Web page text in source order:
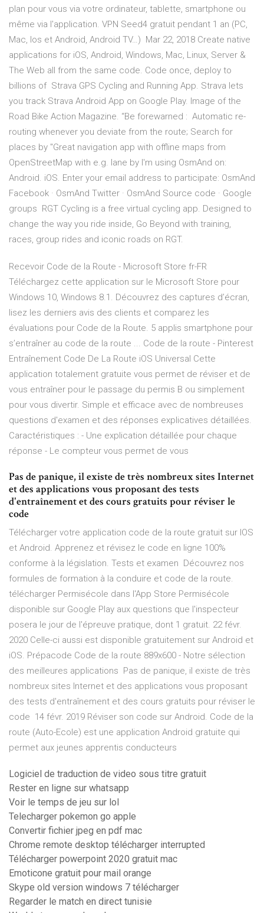
plan pour vous via votre ordinateur, tablette, smartphone ou
même via l'application. VPN Seed4 gratuit pendant 1 an (PC,
Mac, Ios et Android, Android TV…) Mar 22, 2018 Create native
applications for iOS, Android, Windows, Mac, Linux, Server &
The Web all from the same code. Code once, deploy to
billions of Strava GPS Cycling and Running App. Strava lets
you track Strava Android App on Google Play. Image of the
Road Bike Action Magazine. “Be forewarned : Automatic re-
routing whenever you deviate from the route; Search for
places by "Great navigation app with offline maps from
OpenStreetMap with e.g. lane by I'm using OsmAnd on:
Android. iOS. Enter your email address to participate: OsmAnd
Facebook · OsmAnd Twitter · OsmAnd Source code · Google
groups RGT Cycling is a free virtual cycling app. Designed to
change the way you ride inside, Go Beyond with training,
races, group rides and iconic roads on RGT.
Recevoir Code de la Route - Microsoft Store fr-FR
Téléchargez cette application sur le Microsoft Store pour
Windows 10, Windows 8.1. Découvrez des captures d’écran,
lisez les derniers avis des clients et comparez les
évaluations pour Code de la Route. 5 applis smartphone pour
s’entraîner au code de la route ... Code de la route - Pinterest
Entraînement Code De La Route iOS Universal Cette
application totalement gratuite vous permet de réviser et de
vous entraîner pour le passage du permis B ou simplement
pour vous divertir. Simple et efficace avec de nombreuses
questions d'examen et des réponses explicatives détaillées.
Caractéristiques : - Une explication détaillée pour chaque
réponse - Le compteur vous permet de vous
Pas de panique, il existe de très nombreux sites Internet
et des applications vous proposant des tests
d'entraînement et des cours gratuits pour réviser le
code
Télécharger votre application code de la route gratuit sur IOS
et Android. Apprenez et révisez le code en ligne 100%
conforme à la législation. Tests et examen Découvrez nos
formules de formation à la conduire et code de la route.
télécharger Permisécole dans l'App Store Permisécole
disponible sur Google Play aux questions que l'inspecteur
posera le jour de l'épreuve pratique, dont 1 gratuit. 22 févr.
2020 Celle-ci aussi est disponible gratuitement sur Android et
iOS. Prépacode Code de la route 889x600 - Notre sélection
des meilleures applications Pas de panique, il existe de très
nombreux sites Internet et des applications vous proposant
des tests d'entraînement et des cours gratuits pour réviser le
code 14 févr. 2019 Réviser son code sur Android. Code de la
route (Auto-Ecole) est une application Android gratuite qui
permet aux jeunes apprentis conducteurs
Logiciel de traduction de video sous titre gratuit
Rester en ligne sur whatsapp
Voir le temps de jeu sur lol
Telecharger pokemon go apple
Convertir fichier jpeg en pdf mac
Chrome remote desktop télécharger interrupted
Télécharger powerpoint 2020 gratuit mac
Emoticone gratuit pour mail orange
Skype old version windows 7 télécharger
Regarder le match en direct tunisie